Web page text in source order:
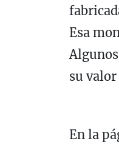
Esa
su
En la